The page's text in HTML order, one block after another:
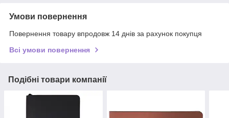
Умови повернення
Повернення товару впродовж 14 днів за рахунок покупця
Всі умови повернення
Подібні товари компанії